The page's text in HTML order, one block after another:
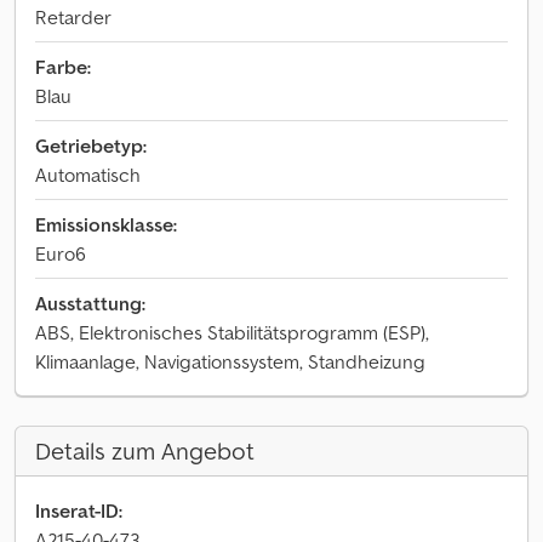
Retarder
Farbe:
Blau
Getriebetyp:
Automatisch
Emissionsklasse:
Euro6
Ausstattung:
ABS, Elektronisches Stabilitätsprogramm (ESP),
Klimaanlage, Navigationssystem, Standheizung
Details zum Angebot
Inserat-ID: